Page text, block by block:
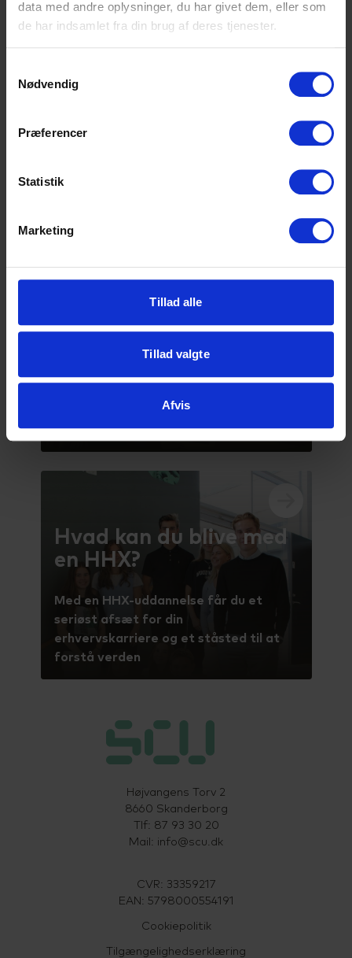
data med andre oplysninger, du har givet dem, eller som
de har indsamlet fra din brug af deres tjenester.
Nødvendig
Præferencer
Statistik
Marketing
Tillad alle
Tillad valgte
Afvis
iværksætter.
fremtidsmulighederne her
Har du lyst til at læse
mere om mulighederne på
Vil du vide mere om
optagelseskravene? Læs mere her
Hvad kan du blive med
en HHX?
Med en HHX-uddannelse får du et
seriøst afsæt for din
erhvervskarriere og et ståsted til at
forstå verden
Højvangens Torv 2
8660 Skanderborg
Tlf: 87 93 30 20
Mail: info@scu.dk
CVR: 33359217
EAN: 5798000554191
Cookiepolitik
Tilgængelighedserklæring